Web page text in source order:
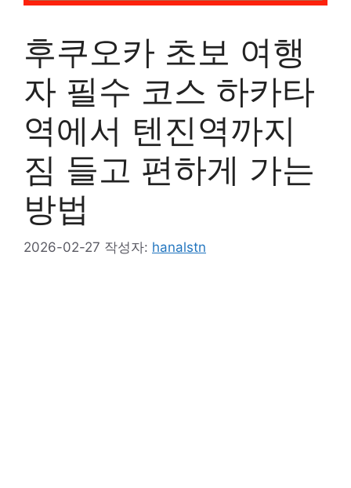
후쿠오카 초보 여행
자 필수 코스 하카타
역에서 텐진역까지
짐 들고 편하게 가는
방법
2026-02-27 작성자: hanalstn